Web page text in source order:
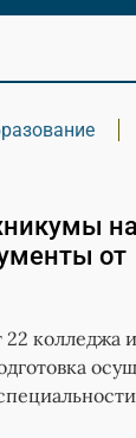
от
колледжа